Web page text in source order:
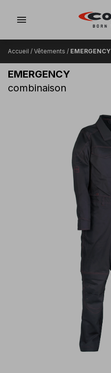
menu
Accueil / Vêtements / EMERGENCY
EMERGENCY
combinaison